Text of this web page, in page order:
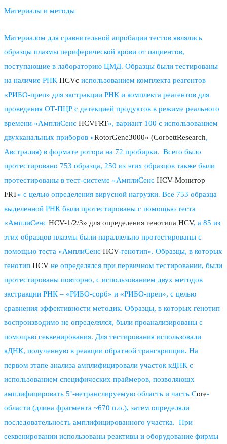
Материалы и методы
Материалом для сравнительной апробации тестов являлись
образцы плазмы периферической крови от пациентов,
поступающие в лабораторию ЦМД. Образцы были тестированы
на наличие РНК HCVc использованием комплекта реагентов
«РИБО-преп» для экстракции РНК и комплекта реагентов для
проведения ОТ-ПЦР с детекцией продуктов в режиме реального
времени «АмплиСенс HCVFRT», вариант 100 с использованием
двухканальных приборов «RotorGene3000» (CorbettResearch,
Австралия) в формате ротора на 72 пробирки. Всего было
протестировано 753 образца, 250 из этих образцов также были
протестированы в тест-системе «АмплиСенс HCV-Монитор
FRT» с целью определения вирусной нагрузки. Все 753 образца
выделенной РНК были протестированы с помощью теста
«АмплиСенс HCV-1/2/3» для определения генотипа HCV, а 85 из
этих образцов плазмы были параллельно протестированы с
помощью теста «АмплиСенс HCV-генотип». Образцы, в которых
генотип HCV не определялся при первичном тестировании, были
протестированы повторно, с использованием двух методов
экстракции РНК – «РИБО-сорб» и «РИБО-преп», с целью
сравнения эффективности методик. Образцы, в которых генотип
воспроизводимо не определялся, были проанализированы с
помощью секвенирования. Для тестирования использовали
кДНК, полученную в реакции обратной транскрипции. На
первом этапе анализа амплифицировали участок кДНК с
использованием специфических праймеров, позволяющх
амплифицировать 5’-нетранслируемую область и часть Сore-
области (длина фрагмента ~670 п.о.), затем определяли
последовательность амплифицированного участка. При
секвенировании использованы реактивы и оборудование фирмы